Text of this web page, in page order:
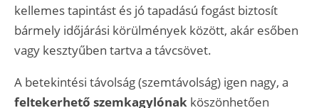
kellemes tapintást és jó tapadású fogást biztosít
bármely időjárási körülmények között, akár esőben
vagy kesztyűben tartva a távcsövet.
A betekintési távolság (szemtávolság) igen nagy, a
feltekerhető szemkagylónak köszönhetően